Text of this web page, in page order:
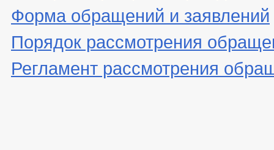
Форма обращений и заявлений
Порядок рассмотрения
Регламент рассмотрения